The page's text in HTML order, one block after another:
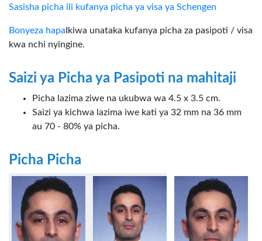
Sasisha picha ili kufanya picha ya visa ya Schengen
Bonyeza hapa Ikiwa unataka kufanya picha za pasipoti / visa
kwa nchi nyingine.
Saizi ya Picha ya Pasipoti na mahitaji
Picha lazima ziwe na ukubwa wa 4.5 x 3.5 cm.
Saizi ya kichwa lazima iwe kati ya 32 mm na 36 mm
au 70 - 80% ya picha.
Picha Picha